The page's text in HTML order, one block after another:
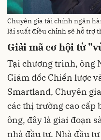
Chuyên gia tài chính ngân
lãi suất điều chỉnh sẽ hỗ trợ
Giải mã cơ hội từ
Tại chương trình, ông
Giám đốc Chiến lược
Smartland, Chuyên
các thị trường cao cấp
ông, đây là giai đoạn
nhà đầu tư. Nhà đầu